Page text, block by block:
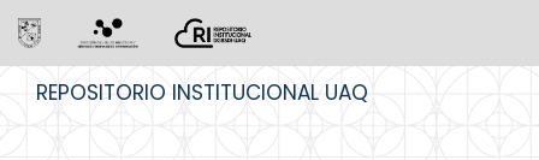
REPOSITORIO INSTITUCIONAL UAQ